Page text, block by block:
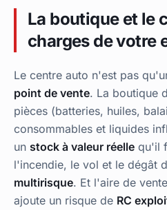
La boutique et le
charges de votre
Le centre auto n'est pas
point de vente. La boutique
pièces (batteries, huiles,
consommables et liquides
un stock à valeur réelle qu'il
l'incendie, le vol et le dégât
multirisque. Et l'aire de
ajoute un risque de RC